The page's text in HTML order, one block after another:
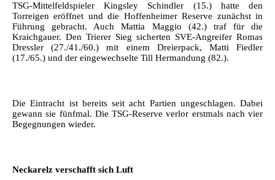
TSG-Mittelfeldspieler Kingsley Schindler (15.) hatte den
Torreigen eröffnet und die Hoffenheimer Reserve zunächst in
Führung gebracht. Auch Mattia Maggio (42.) traf für die
Kraichgauer. Den Trierer Sieg sicherten SVE-Angreifer Romas
Dressler (27./41./60.) mit einem Dreierpack, Matti Fiedler
(17./65.) und der eingewechselte Till Hermandung (82.).
Die Eintracht ist bereits seit acht Partien ungeschlagen. Dabei
gewann sie fünfmal. Die TSG-Reserve verlor erstmals nach vier
Begegnungen wieder.
Neckarelz verschafft sich Luft